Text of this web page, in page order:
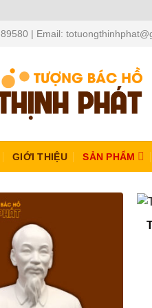
| Email:
GIỚI THIỆU SẢN PHẨM